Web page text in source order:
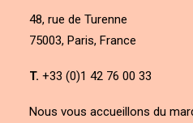
48, rue de Turenne
75003, Paris, France
T. +33 (0)1 42 76 00 33
Nous vous accueillons du